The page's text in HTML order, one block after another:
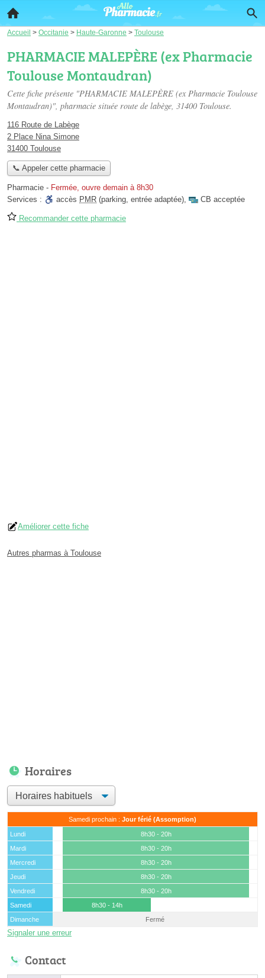
Accueil > Occitanie > Haute-Garonne > Toulouse
PHARMACIE MALEPÈRE (ex Pharmacie
Toulouse Montaudran)
Cette fiche présente "PHARMACIE MALEPÈRE (ex Pharmacie Toulouse
Montaudran)", pharmacie située route de labège, 31400 Toulouse.
116 Route de Labège
2 Place Nina Simone
31400 Toulouse
📞 Appeler cette pharmacie
Pharmacie - Fermée, ouvre demain à 8h30
Services :
accès PMR (parking, entrée adaptée), CB acceptée
Recommander cette pharmacie
Améliorer cette fiche
Autres pharmas à Toulouse
Horaires
Samedi prochain : Jour férié (Assomption)
Lundi
8h30 - 20h
Mardi
8h30 - 20h
Mercredi
8h30 - 20h
Jeudi
8h30 - 20h
Vendredi
8h30 - 20h
Samedi
8h30 - 14h
Dimanche
Fermé
Signaler une erreur
Contact